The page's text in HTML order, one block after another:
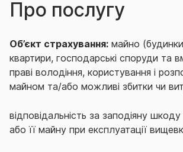
Про послугу
Об’єкт страхування: майно
квартири, господарські споруди та
праві володіння, користування і
майном та/або можливі збитки чи
відповідальність за заподіяну шкоду
або її майну при експлуатації